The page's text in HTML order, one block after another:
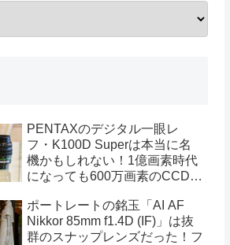
PENTAXのデジタル一眼レ
フ・K100D Superは本当に名
機かもしれない！1億画素時代
になっても600万画素のCCDセ
り）
ポートレートの銘玉「AI AF
Nikkor 85mm f1.4D (IF)」は抜
群のスナップレンズだった！フ